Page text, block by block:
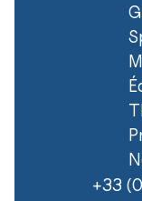
+33